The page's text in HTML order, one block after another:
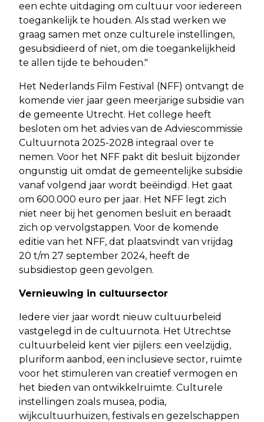
een echte uitdaging om cultuur voor iedereen
toegankelijk te houden. Als stad werken we
graag samen met onze culturele instellingen,
gesubsidieerd of niet, om die toegankelijkheid
te allen tijde te behouden."
Het Nederlands Film Festival (NFF) ontvangt de
komende vier jaar geen meerjarige subsidie van
de gemeente Utrecht. Het college heeft
besloten om het advies van de Adviescommissie
Cultuurnota 2025-2028 integraal over te
nemen. Voor het NFF pakt dit besluit bijzonder
ongunstig uit omdat de gemeentelijke subsidie
vanaf volgend jaar wordt beëindigd. Het gaat
om 600.000 euro per jaar. Het NFF legt zich
niet neer bij het genomen besluit en beraadt
zich op vervolgstappen. Voor de komende
editie van het NFF, dat plaatsvindt van vrijdag
20 t/m 27 september 2024, heeft de
subsidiestop geen gevolgen.
Vernieuwing in cultuursector
Iedere vier jaar wordt nieuw cultuurbeleid
vastgelegd in de cultuurnota. Het Utrechtse
cultuurbeleid kent vier pijlers: een veelzijdig,
pluriform aanbod, een inclusieve sector, ruimte
voor het stimuleren van creatief vermogen en
het bieden van ontwikkelruimte. Culturele
instellingen zoals musea, podia,
wijkcultuurhuizen, festivals en gezelschappen